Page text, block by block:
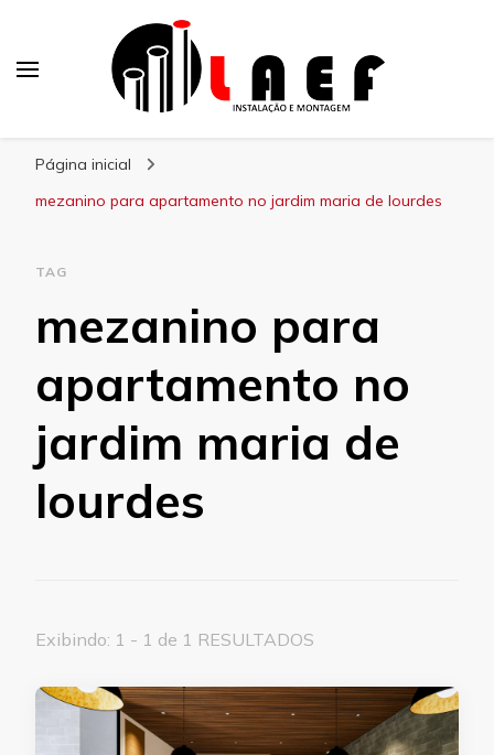
Página inicial
mezanino para apartamento no jardim maria de lourdes
TAG
mezanino para
apartamento no
jardim maria de
lourdes
Exibindo: 1 - 1 de 1 RESULTADOS